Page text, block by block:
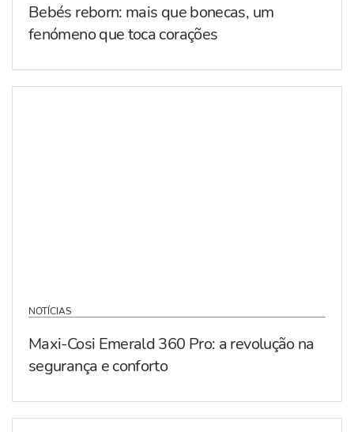
Bebés reborn: mais que bonecas, um
fenómeno que toca corações
NOTÍCIAS
Maxi-Cosi Emerald 360 Pro: a revolução na
segurança e conforto